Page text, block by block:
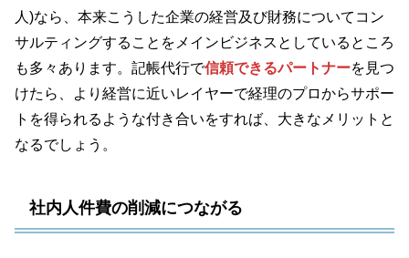
人)なら、本来こうした企業の経営及び財務についてコン
サルティングすることをメインビジネスとしているところ
も多々あります。記帳代行で信頼できるパートナーを見つ
けたら、より経営に近いレイヤーで経理のプロからサポー
トを得られるような付き合いをすれば、大きなメリットと
なるでしょう。
社内人件費の削減につながる